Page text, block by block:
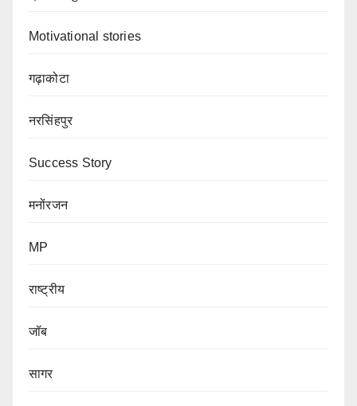
Motivational stories
गढ़ाकोटा
नरसिंहपुर
Success Story
मनोंरजन
MP
राष्ट्रीय
जॉब
सागर